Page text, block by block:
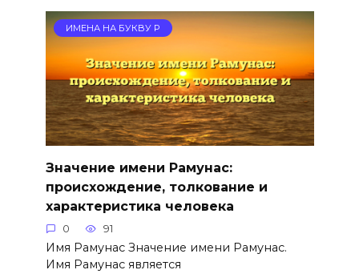
ИМЕНА НА БУКВУ Р
Значение имени Рамунас:
происхождение, толкование и
характеристика человека
0 91
Имя Рамунас Значение имени Рамунас.
Имя Рамунас является